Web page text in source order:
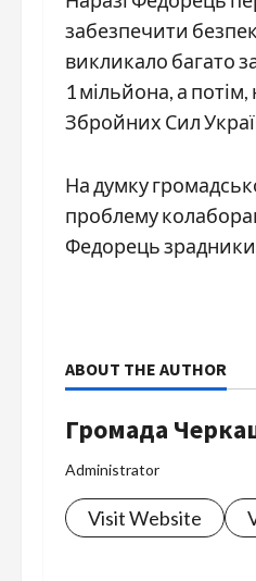
забезпечити
викликало багато
1 мільйона, а
Збройних Сил
На думку
проблему
Федорець зрадники,
ABOUT THE AUTHOR
Громада
Administrator
Visit Website